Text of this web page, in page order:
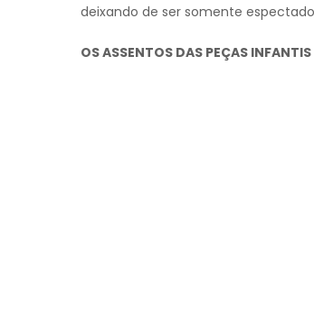
deixando de ser somente
OS ASSENTOS DAS PEÇAS